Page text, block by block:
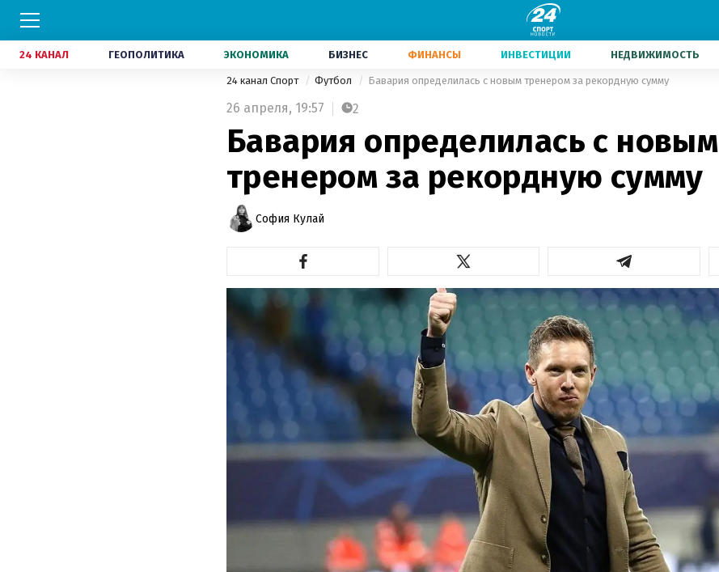
24 КАНАЛ ГЕОПОЛИТИКА ЭКОНОМИКА БИЗНЕС ФИНАНСЫ ИНВЕСТИЦИИ НЕДВИЖИМОСТЬ
24 канал Спорт Футбол Бавария определилась с новым тренером за рекордную сумму
26 апреля, 19:57 2
Бавария определилась с новым
тренером за рекордную сумму
София Кулай